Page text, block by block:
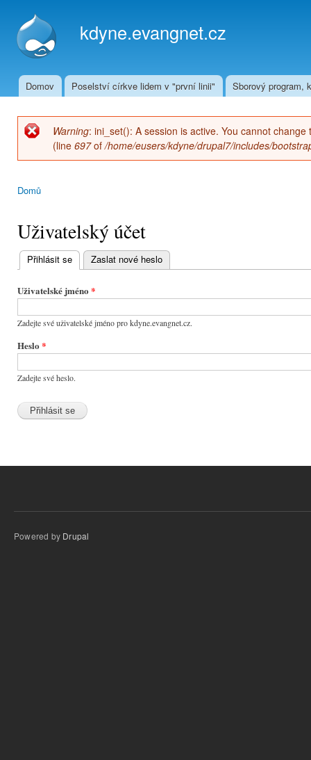
kdyne.evangnet.cz
Hlavní menu
Domov Poselství církve lidem v "první linii" Sborový program,
Chybová zpráva
Warning: ini_set(): A session is active. You cannot
(line 697of/home/eusers/kdyne/drupal7/includes/
Domů
Uživatelský účet
Hlavní
záložky
Přihlásit se (aktivní záložka)
Zaslat nové heslo
Uživatelské jméno *
Zadejte své uživatelské jméno pro kdyne.evangnet.cz.
Heslo *
Zadejte své heslo.
Powered by Drupal